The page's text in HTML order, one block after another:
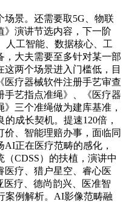
景。还需要取5G、物联
》演讲节选内容，下一阶
人工智能、数据核心、工
，大夫需要至多针对某一部
两个场景进入门槛低，目
医疗器械软件注册手艺审查
手艺指点准绳》、《医疗器
三个准绳做为建库基准，
成长契机。提速120倍，
、智能理赔办事，面临同
正在医疗范畴的感化，
CDSS）的扶植，演讲中
医疗、猎户星空、睿心医
疗、德尚韵兴、医准智
案例解析。AI影像范畴融